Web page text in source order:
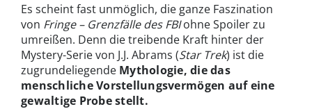
Es scheint fast unmöglich, die ganze Faszination
von Fringe – Grenzfälle des FBIohne Spoiler zu
umreißen. Denn die treibende Kraft hinter der
Mystery-Serie von J.J. Abrams (Star Trek) ist die
zugrundeliegende Mythologie, die das
menschliche Vorstellungsvermögen auf eine
gewaltige Probe stellt.